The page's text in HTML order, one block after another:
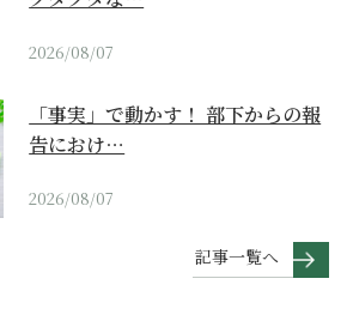
2026/08/07
「事実」で動かす！ 部下からの報
告におけ…
2026/08/07
記事一覧へ